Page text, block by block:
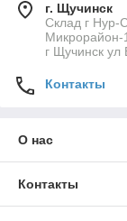
г. Щучинск
Склад г Нур-
Микрорайон-
г Щучинск ул
Контакты
О нас
Контакты